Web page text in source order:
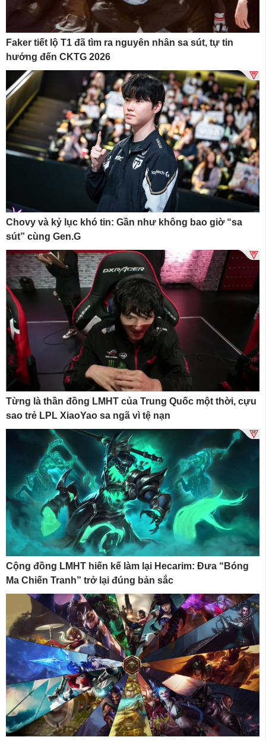
Faker tiết lộ T1 đã tìm ra nguyên nhân sa sút, tự tin
hướng đến CKTG 2026
Chovy và kỷ lục khó tin: Gần như không bao giờ “sa
sút” cùng Gen.G
Từng là thần đồng LMHT của Trung Quốc một thời, cựu
sao trẻ LPL XiaoYao sa ngã vì tệ nạn
Cộng đồng LMHT hiến kế làm lại Hecarim: Đưa “Bóng
Ma Chiến Tranh” trở lại đúng bản sắc